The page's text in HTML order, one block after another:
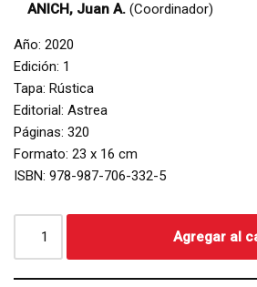
ANICH, Juan A. (Coordinador)
Año: 2020
Edición: 1
Tapa: Rústica
Editorial: Astrea
Páginas: 320
Formato: 23 x 16 cm
ISBN: 978-987-706-332-5
Agregar al